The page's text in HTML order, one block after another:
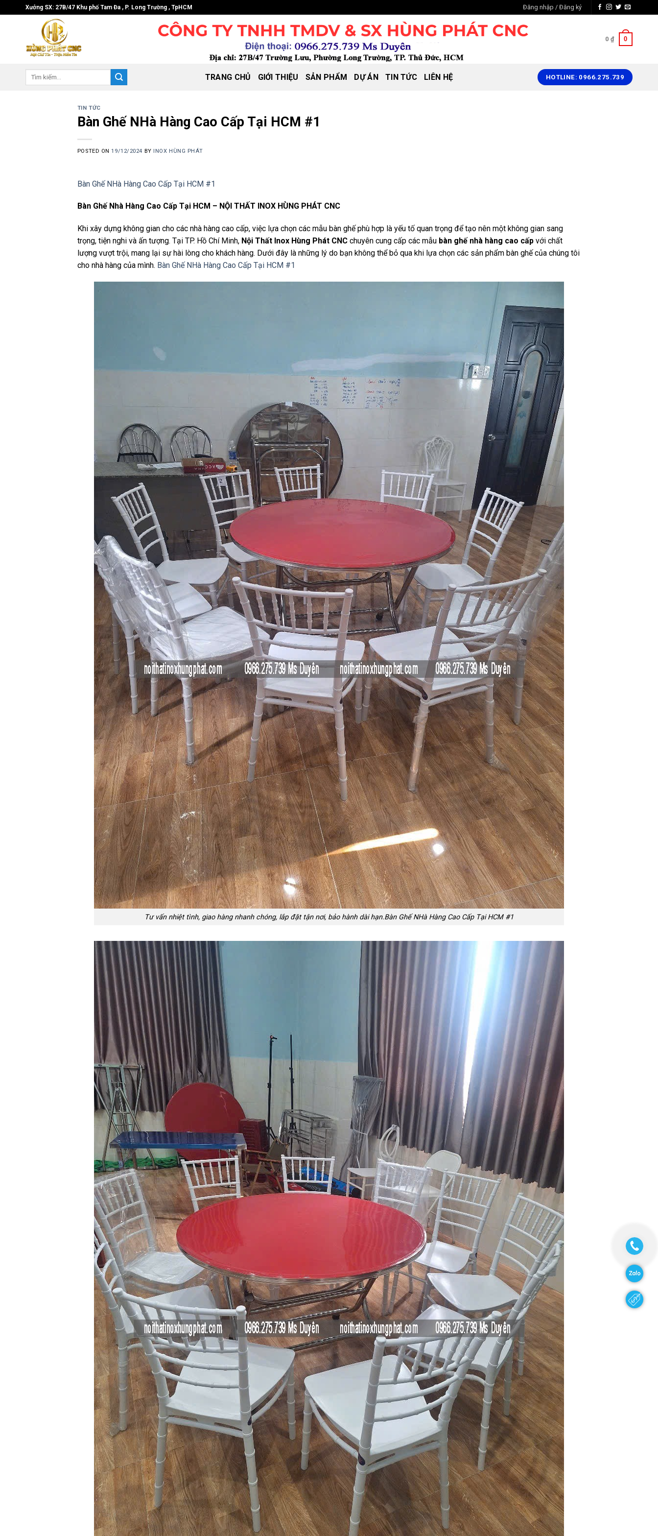
to
Xưởng SX: 27B/47 Khu phố Tam Đa , P. Long Trường , TpHCM Đăng nhập / Đăng ký
0 ₫ 0
Tìm
TRANG CHỦ GIỚI THIỆU SẢN PHẨM DỰ ÁN TIN TỨC LIÊN HỆ HOTLINE: 0966.275.739
TIN TỨC
Bàn Ghế NHà Hàng Cao Cấp Tại HCM #1
POSTED ON19/12/2024 BY INOX HÙNG PHÁT
Bàn Ghế NHà Hàng Cao Cấp Tại HCM #1
Bàn Ghế Nhà Hàng Cao Cấp Tại HCM – NỘI THẤT INOX HÙNG PHÁT CNC
Khi xây dựng không gian cho các nhà hàng cao cấp, việc lựa chọn các mẫu bàn ghế phù hợp là yếu tố quan trọng để tạo nên một không gian sang
trọng, tiện nghi và ấn tượng. Tại TP. Hồ Chí Minh, Nội Thất Inox Hùng Phát CNCchuyên cung cấp các mẫu bàn ghế nhà hàng cao cấpvới chất
lượng vượt trội, mang lại sự hài lòng cho khách hàng. Dưới đây là những lý do bạn không thể bỏ qua khi lựa chọn các sản phẩm bàn ghế của chúng tôi
cho nhà hàng của mình. Bàn Ghế NHà Hàng Cao Cấp Tại HCM #1
Tư vấn nhiệt tình, giao hàng nhanh chóng, lắp đặt tận nơi, bảo hành dài hạn.Bàn Ghế NHà Hàng Cao Cấp Tại HCM #1